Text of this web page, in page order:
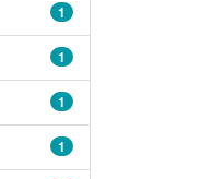
1
1
1
1